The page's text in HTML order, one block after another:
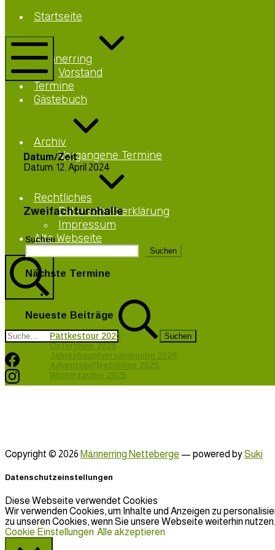
Startseite
Männerring
Vorstand
Termine
Gästebuch
Archiv
Vergangene Termine
Rechtliches
Datenschutzerklärung
Impressum
Alte Webseite
Suche
nach:
Facebook
Instagram
Männerring
Netteberge
Mobile
Menü
Datum/Zeit
Datum: 12. April 2024
Zweifachturnhalle
Suchen
Suchen
Nächste Termine
Neueste Beiträge
Pättkestour 2026
Osterfeuer 2026
Jahreshauptversammlung 2026
Adventskaffeetrinken 2025
Winterzauber 2025
Copyright © 2026 Männerring Netteberge — powered bySuki
Datenschutzeinstellungen
Diese Webseite verwendet Cookies
Wir verwenden Cookies, um Inhalte und Anzeigen zu
zu unseren Cookies, wenn Sie unsere Webseite weiterhin
Cookie Einstellungen Alle akzeptieren